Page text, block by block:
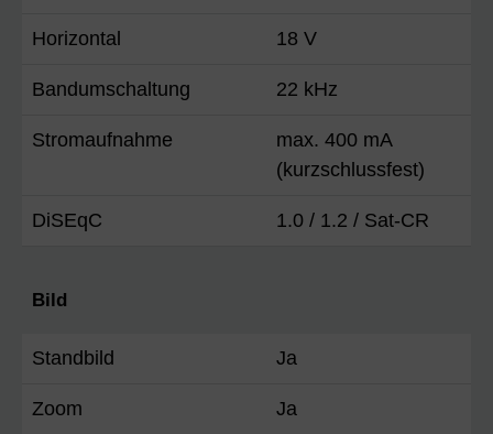
Horizontal 18 V
Bandumschaltung 22 kHz
Stromaufnahme
max. 400 mA
(kurzschlussfest)
DiSEqC 1.0 / 1.2 / Sat-CR
Bild
Standbild Ja
Zoom Ja